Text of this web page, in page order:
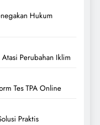
Hukum
Perubahan Iklim
Tes TPA Online
Praktis